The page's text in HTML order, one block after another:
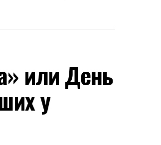
или День
у